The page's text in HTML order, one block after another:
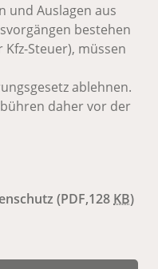
und Auslagen aus
bestehen
Steuer), müssen
ablehnen.
daher vor der
(PDF,128 KB)